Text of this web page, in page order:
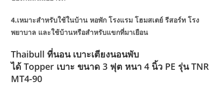
4.เหมาะสำหรับใช้ในบ้าน หอพัก โรงแรม โฮมสเตย์ รีสอร์ท โรง
พยาบาล และใช้บ้านหรือสำหรับแขกที่มาเยือน
Thaibull ที่นอน เบาะเตียงนอนพับ
ได้ Topper เบาะ ขนาด 3 ฟุต หนา 4 นิ้ว PE รุ่น TNR
MT4-90